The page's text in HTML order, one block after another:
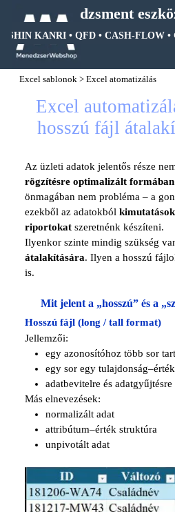
Menedzsment
KANRI • QFD • CASH-FLOW •
Ugrás a menüre
Excel sablonok >Excel atomatizálás
Excel
hosszú fájl
Az üzleti adatok jelentős része
rögzítésre optimalizált formában
önmagában nem probléma – a
ezekből az adatokból
riportokat szeretnénk készíteni.
Ilyenkor szinte mindig szükség
átalakítására. Ilyen a hosszú
is.
Mit jelent a „hosszú” és a
Hosszú fájl (long / tall format)
Jellemzői:
egy azonosítóhoz több sor
egy sor egy
adatbevitelre és
Más elnevezések:
normalizált adat
attribútum–érték struktúra
unpivotált adat